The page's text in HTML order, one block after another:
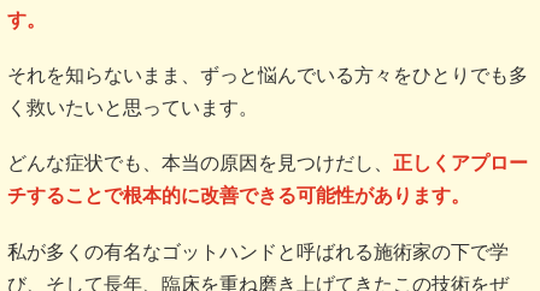
す。
それを知らないまま、ずっと悩んでいる方々をひとりでも多
く救いたいと思っています。
どんな症状でも、本当の原因を見つけだし、 正しくアプロー
チすることで根本的に改善できる可能性があります。
私が多くの有名なゴットハンドと呼ばれる施術家の下で学
び、そして長年、臨床を重ね磨き上げてきたこの技術をぜ